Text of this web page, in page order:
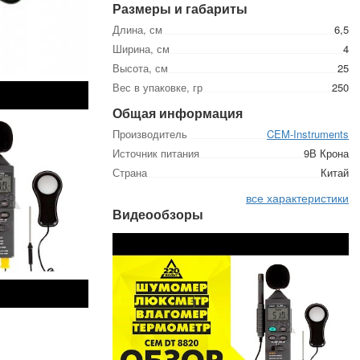
Размеры и габариты
Длина, см
6,5
Ширина, см
4
Высота, см
25
Вес в упаковке, гр
250
Общая информация
Производитель
CEM-Instruments
Источник питания
9В Крона
Страна
Китай
все характеристики
Видеообзоры